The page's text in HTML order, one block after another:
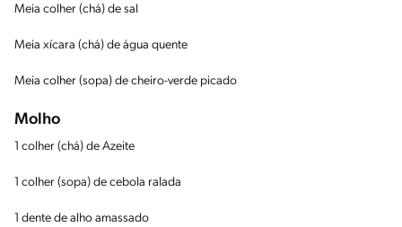
Meia colher (chá) de sal
Meia xícara (chá) de água quente
Meia colher (sopa) de cheiro-verde picado
Molho
1 colher (chá) de Azeite
1 colher (sopa) de cebola ralada
1 dente de alho amassado